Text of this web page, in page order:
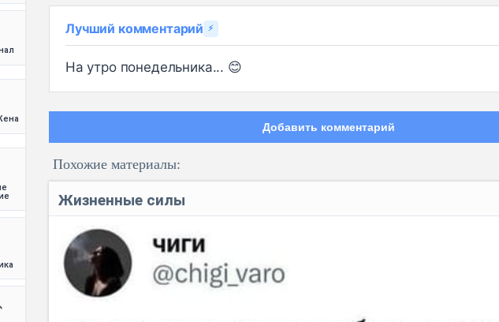
Лучший комментарий ⚡
На утро понедельника... 😊
Добавить комментарий
Код:
Похожие материалы:
Жизненные силы